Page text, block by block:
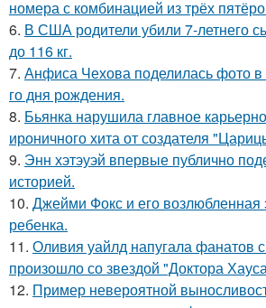
номера с комбинацией из трёх
6. В США родители убили 7-летнего
до 116 кг.
7. Анфиса Чехова поделилась фото в
го дня рождения.
8. Бьянка нарушила главное
ироничного хита от создателя
9. Энн хэтэуэй впервые публично
историей.
10. Джейми Фокс и его возлюбленная
ребенка.
11. Оливия уайлд напугала фанатов
произошло со звездой "Доктора
12. Пример невероятной